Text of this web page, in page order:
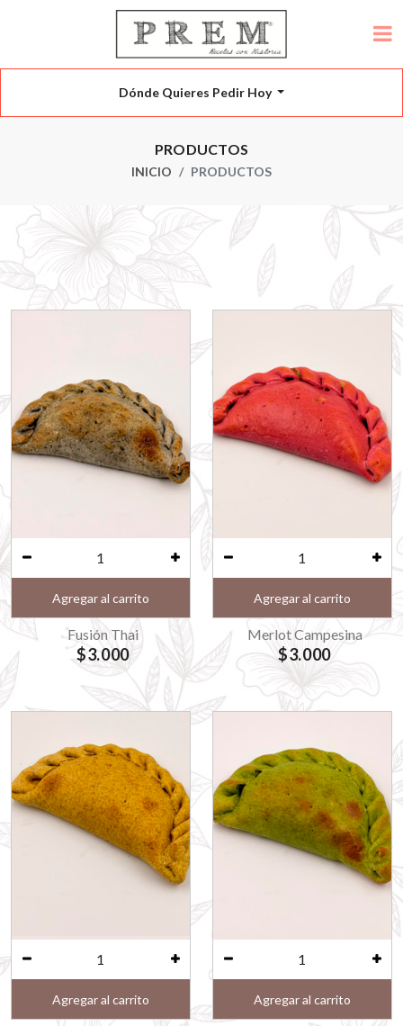
Dónde Quieres Pedir Hoy
PRODUCTOS
INICIO PRODUCTOS
Agregar al carrito
Fusión Thai
$3.000
Agregar al carrito
Merlot Campesina
$3.000
Agregar al carrito Agregar al carrito